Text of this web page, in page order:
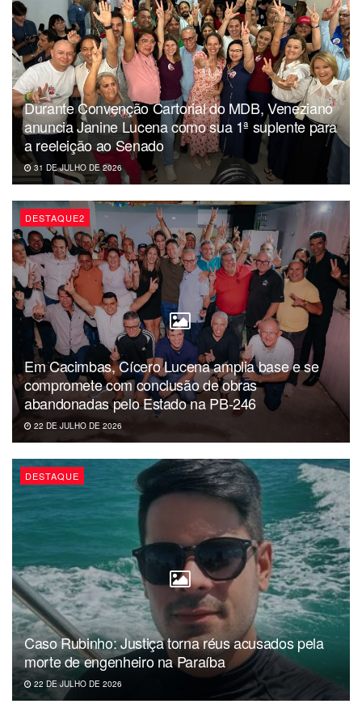
Durante Convenção Cartorial do MDB, Veneziano
anuncia Janine Lucena como sua 1ª suplente para
a reeleição ao Senado
31 DE JULHO DE 2026
DESTAQUE2
Em Cacimbas, Cícero Lucena amplia base e se
compromete com conclusão de obras
abandonadas pelo Estado na PB-246
22 DE JULHO DE 2026
DESTAQUE
Caso Rubinho: Justiça torna réus acusados pela
morte de engenheiro na Paraíba
22 DE JULHO DE 2026